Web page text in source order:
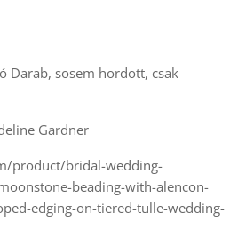
Darab, sosem hordott, csak
Gardner
product/bridal-wedding-
beading-with-alencon-
edging-on-tiered-tulle-wedding-